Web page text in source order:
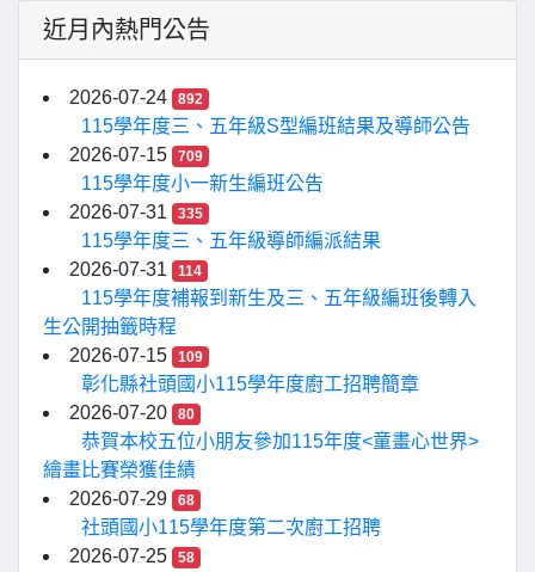
近月內熱門公告
2026-07-24 892
115學年度三、五年級S型編班結果及導師公告
2026-07-15
709
115學年度小一新生編班公告
2026-07-31
335
115學年度三、五年級導師編派結果
2026-07-31
114
115學年度補報到新生及三、五年級編班後轉入
生公開抽籤時程
2026-07-15
109
彰化縣社頭國小115學年度廚工招聘簡章
2026-07-20
80
恭賀本校五位小朋友參加115年度<童畫心世界>
繪畫比賽榮獲佳績
2026-07-29
68
社頭國小115學年度第二次廚工招聘
2026-07-25
58